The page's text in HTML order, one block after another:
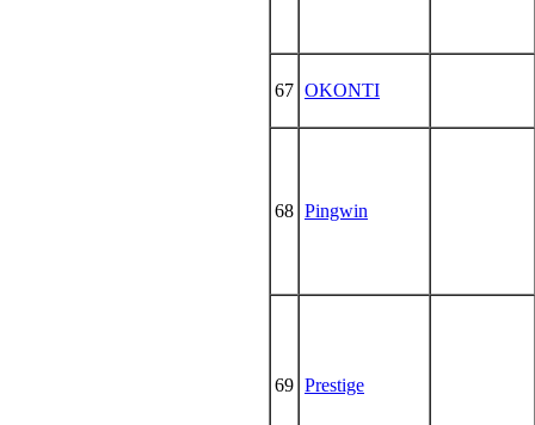
67 OKONTI
68 Pingwin
69 Prestige